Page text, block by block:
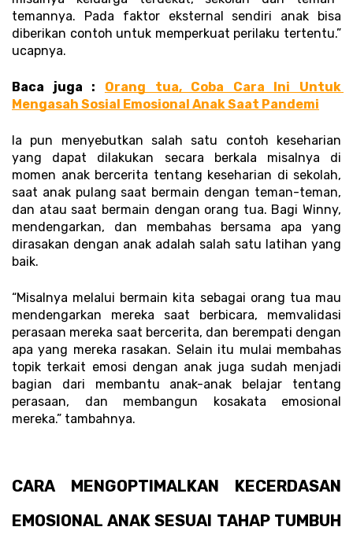
temannya. Pada faktor eksternal sendiri anak bisa
diberikan contoh untuk memperkuat perilaku tertentu.”
ucapnya.
Baca juga : Orang tua, Coba Cara Ini Untuk
Mengasah Sosial Emosional Anak Saat Pandemi
Ia pun menyebutkan salah satu contoh keseharian
yang dapat dilakukan secara berkala misalnya di
momen anak bercerita tentang keseharian di sekolah,
saat anak pulang saat bermain dengan teman-teman,
dan atau saat bermain dengan orang tua. Bagi Winny,
mendengarkan, dan membahas bersama apa yang
dirasakan dengan anak adalah salah satu latihan yang
baik.
“Misalnya melalui bermain kita sebagai orang tua mau
mendengarkan mereka saat berbicara, memvalidasi
perasaan mereka saat bercerita, dan berempati dengan
apa yang mereka rasakan. Selain itu mulai membahas
topik terkait emosi dengan anak juga sudah menjadi
bagian dari membantu anak-anak belajar tentang
perasaan, dan membangun kosakata emosional
mereka.” tambahnya.
CARA MENGOPTIMALKAN KECERDASAN
EMOSIONAL ANAK SESUAI TAHAP TUMBUH